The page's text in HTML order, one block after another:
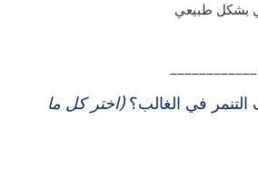
بشكل طبيعي
(اختر كل ما